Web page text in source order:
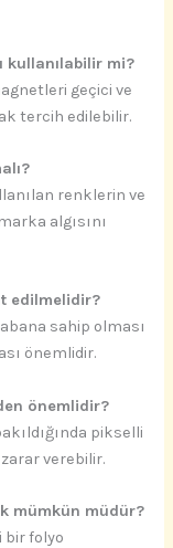
kullanılabilir mi?
geçici ve
tercih edilebilir.
renklerin ve
algısını
edilmelidir?
sahip olması
önemlidir.
önemlidir?
pikselli
verebilir.
mümkün müdür?
bir folyo